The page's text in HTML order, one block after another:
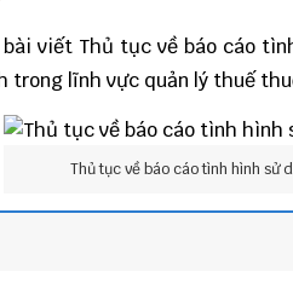
viết Thủ tục về báo cáo
trong lĩnh vực quản lý thuế
Thủ tục về báo cáo tình hình sử